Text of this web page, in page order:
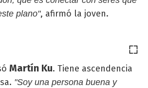
plano", afirmó la joven.
Martín Ku. Tiene ascendencia
"Soy una persona buena y